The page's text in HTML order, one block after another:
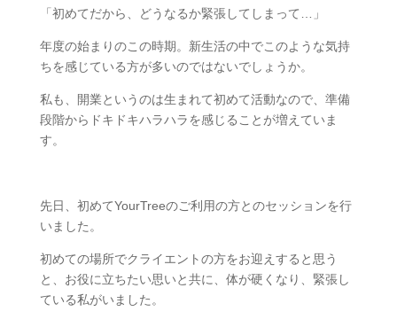
「初めてだから、どうなるか緊張してしまって…」
年度の始まりのこの時期。新生活の中でこのような気持
ちを感じている方が多いのではないでしょうか。
私も、開業というのは生まれて初めて活動なので、準備
段階からドキドキハラハラを感じることが増えていま
す。
先日、初めてYourTreeのご利用の方とのセッションを行
いました。
初めての場所でクライエントの方をお迎えすると思う
と、お役に立ちたい思いと共に、体が硬くなり、緊張し
ている私がいました。